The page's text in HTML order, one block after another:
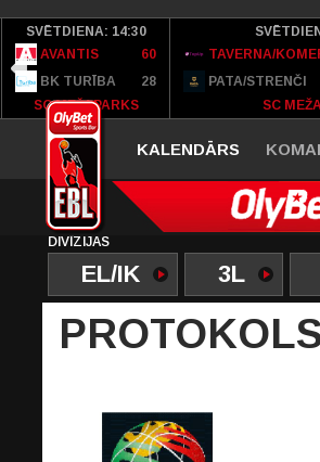
SVĒTDIENA: 14:30
AVANTIS
60
BK TURĪBA
28
SC MEŽAPARKS
TAVERNA/
PATA/STRENČI
SC
KALENDĀRS
DIVĪZIJAS
EL/IK 3L